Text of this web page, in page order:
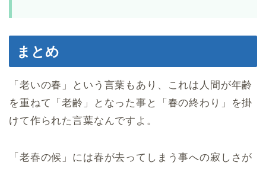
まとめ
「老いの春」という言葉もあり、これは人間が年齢
を重ねて「老齢」となった事と「春の終わり」を掛
けて作られた言葉なんですよ。
「老春の候」には春が去ってしまう事への寂しさが